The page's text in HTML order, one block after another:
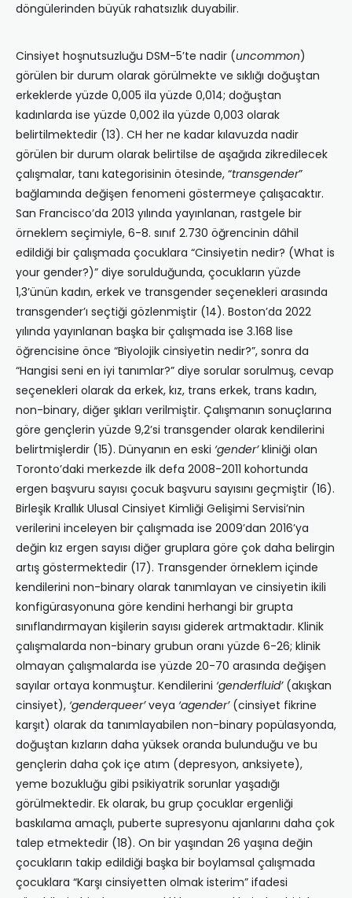
döngülerinden büyük rahatsızlık duyabilir.
Cinsiyet hoşnutsuzluğu DSM-5’te nadir (uncommon)
görülen bir durum olarak görülmekte ve sıklığı doğuştan
erkeklerde yüzde 0,005 ila yüzde 0,014; doğuştan
kadınlarda ise yüzde 0,002 ila yüzde 0,003 olarak
belirtilmektedir (13). CH her ne kadar kılavuzda nadir
görülen bir durum olarak belirtilse de aşağıda zikredilecek
çalışmalar, tanı kategorisinin ötesinde, “transgender”
bağlamında değişen fenomeni göstermeye çalışacaktır.
San Francisco’da 2013 yılında yayınlanan, rastgele bir
örneklem seçimiyle, 6-8. sınıf 2.730 öğrencinin dâhil
edildiği bir çalışmada çocuklara “Cinsiyetin nedir? (What is
your gender?)” diye sorulduğunda, çocukların yüzde
1,3’ünün kadın, erkek ve transgender seçenekleri arasında
transgender’ı seçtiği gözlenmiştir (14). Boston’da 2022
yılında yayınlanan başka bir çalışmada ise 3.168 lise
öğrencisine önce “Biyolojik cinsiyetin nedir?”, sonra da
“Hangisi seni en iyi tanımlar?” diye sorular sorulmuş, cevap
seçenekleri olarak da erkek, kız, trans erkek, trans kadın,
non-binary, diğer şıkları verilmiştir. Çalışmanın sonuçlarına
göre gençlerin yüzde 9,2’si transgender olarak kendilerini
belirtmişlerdir (15). Dünyanın en eski ‘gender’kliniği olan
Toronto’daki merkezde ilk defa 2008-2011 kohortunda
ergen başvuru sayısı çocuk başvuru sayısını geçmiştir (16).
Birleşik Krallık Ulusal Cinsiyet Kimliği Gelişimi Servisi’nin
verilerini inceleyen bir çalışmada ise 2009’dan 2016’ya
değin kız ergen sayısı diğer gruplara göre çok daha belirgin
artış göstermektedir (17). Transgender örneklem içinde
kendilerini non-binary olarak tanımlayan ve cinsiyetin ikili
konfigürasyonuna göre kendini herhangi bir grupta
sınıflandırmayan kişilerin sayısı giderek artmaktadır. Klinik
çalışmalarda non-binary grubun oranı yüzde 6-26; klinik
olmayan çalışmalarda ise yüzde 20-70 arasında değişen
sayılar ortaya konmuştur. Kendilerini ‘genderfluid’(akışkan
cinsiyet), ‘genderqueer’veya ‘agender’(cinsiyet fikrine
karşıt) olarak da tanımlayabilen non-binary popülasyonda,
doğuştan kızların daha yüksek oranda bulunduğu ve bu
gençlerin daha çok içe atım (depresyon, anksiyete),
yeme bozukluğu gibi psikiyatrik sorunlar yaşadığı
görülmektedir. Ek olarak, bu grup çocuklar ergenliği
baskılama amaçlı, puberte supresyonu ajanlarını daha çok
talep etmektedir (18). On bir yaşından 26 yaşına değin
çocukların takip edildiği başka bir boylamsal çalışmada
çocuklara “Karşı cinsiyetten olmak isterim” ifadesi